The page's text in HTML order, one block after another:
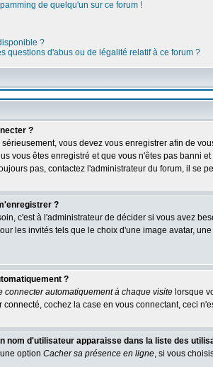
de quelqu'un sur ce forum !
?
questions d'abus ou de légalité relatif à ce forum ?
?
vous devez vous enregistrer afin de
vous êtes enregistré et que vous n'êtes pas banni
pas, contactez l'administrateur du forum, il se
?
c'est à l'administrateur de décider si vous avez
les invités tels que le choix d'une image avatar,
?
connecter automatiquement à chaque visite lorsque
cochez la case en vous connectant, ceci
nom d'utilisateur apparaisse dans la liste des
option Cacher sa présence en ligne, si vous